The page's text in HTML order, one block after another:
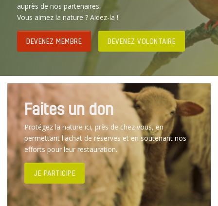
auprès de nos partenaires.
Vous aimez la nature ? Aidez-la !
DEVENEZ MEMBRE DEVENEZ VOLONTAIRE
Faites un don
Protégez la nature ici, près de chez vous, en
permettant l'achat de réserves et en soutenant nos
efforts pour leur restauration.
JE PARTICIPE